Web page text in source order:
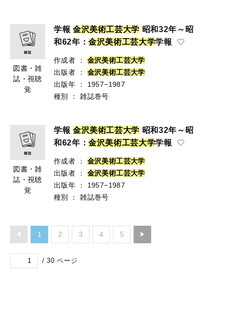
図書・雑
誌・視聴
覚
学報 金沢美術工芸大学 昭和32年～昭
和62年：金沢美術工芸大学学報
作成者 ： 金沢美術工芸大学
出版者
： 金沢美術工芸大学
出版年
：
1957−1987
種別
： 雑誌巻号
図書・雑
誌・視聴
覚
学報 金沢美術工芸大学 昭和32年～昭
和62年：金沢美術工芸大学学報
作成者 ： 金沢美術工芸大学
出版者
： 金沢美術工芸大学
出版年
：
1957−1987
種別
： 雑誌巻号
1 2 3 4 5
/ 30 ページ